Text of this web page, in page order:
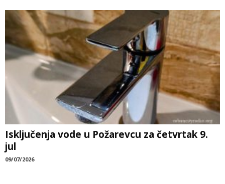
Isključenja vode u Požarevcu za četvrtak 9.
jul
09/07/2026